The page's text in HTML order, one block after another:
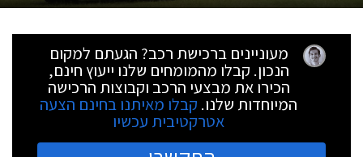
מעוניינים ברכישת רכב? הגעתם למקום
הנכון. קבלו מהמומחים שלנו ייעוץ חינם,
הכירו את מבצעי הרכב וקבוצות הרכישה
המיוחדות שלנו. קבלו מאיתנו בחינם הצעה
אטרקטיבית עכשיו